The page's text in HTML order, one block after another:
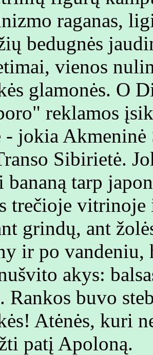
raganas,
bedugnės
vienos
glamonės. O
reklamos
- jokia
Sibirietė.
bananą tarp
trečioje vitrinoje
grindų, ant
ir po
akys:
Rankos buvo
Atėnės, kuri
patį Apoloną.